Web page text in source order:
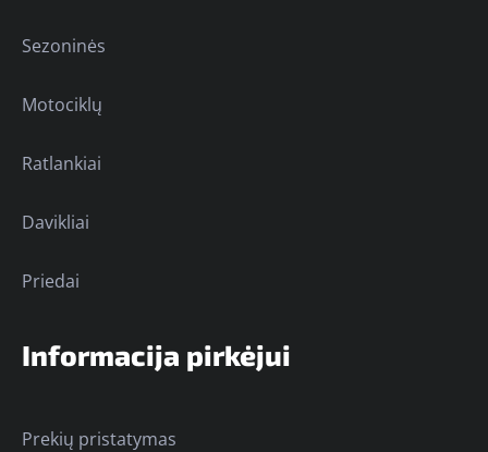
Sezoninės
Motociklų
Ratlankiai
Davikliai
Priedai
Informacija pirkėjui
Prekių pristatymas